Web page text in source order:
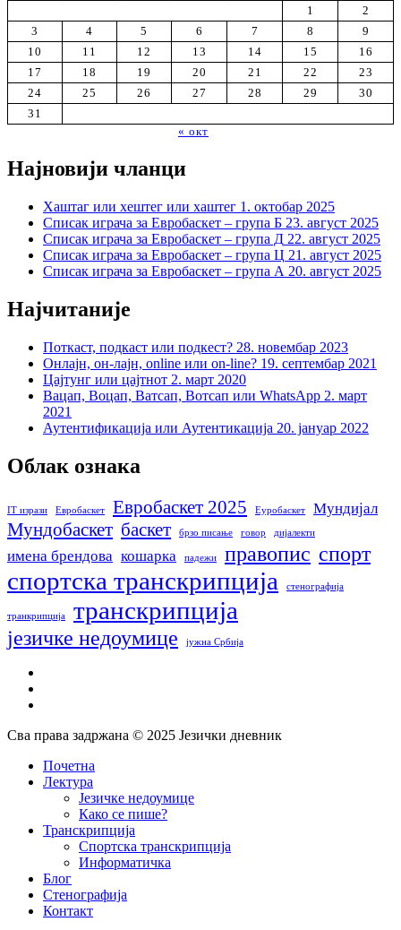
1
2
3
4 5 6 7 8
9
10
11 12 13 14 15
16
17
18 19 20 21 22
23
24
25 26 27 28 29
30
31
« окт
Најновији чланци
Хаштаг или хештег или хаштег 1. октобар 2025
Списак играча за Евробаскет – група Б 23. август 2025
Списак играча за Евробаскет – група Д 22. август 2025
Списак играча за Евробаскет – група Ц 21. август 2025
Списак играча за Евробаскет – група А 20. август 2025
Најчитаније
Поткаст, подкаст или подкест? 28. новембар 2023
Онлајн, он-лајн, online или on-line? 19. септембар 2021
Цајтунг или цајтнот 2. март 2020
Вацап, Воцап, Ватсап, Вотсап или WhatsApp 2. март
2021
Аутентификација или Аутентикација 20. јануар 2022
Облак ознака
IT изрази Евробаскет Евробаскет 2025 Еуробаскет Мундијал
Мундобаскет баскет брзо писање говор дијалекти
имена брендова кошарка падежи правопис спорт
спортска транскрипција стенографија
транкрипција транскрипција
језичке недоумице јужна Србија
Сва права задржана © 2025 Језички дневник
Close
Menu
Почетна
Лектура
Језичке недоумице
Како се пише?
Транскрипција
Спортска транскрипција
Информатичка
Блог
Стенографија
Контакт